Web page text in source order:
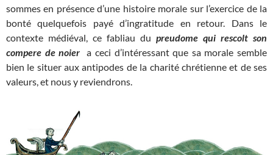
sommes en présence d’une histoire morale sur l’exercice de la
bonté quelquefois payé d’ingratitude en retour. Dans le
contexte médiéval, ce fabliau du preudome qui rescolt son
compere de noier a ceci d’intéressant que sa morale semble
bien le situer aux antipodes de la charité chrétienne et de ses
valeurs, et nous y reviendrons.